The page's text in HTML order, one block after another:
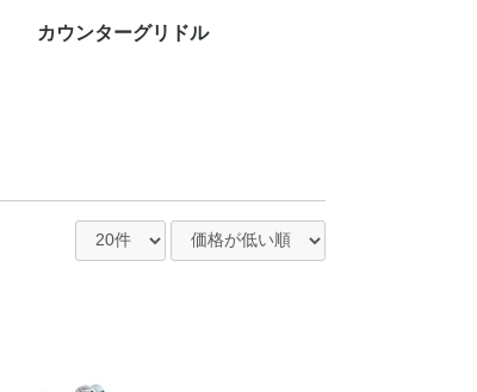
カウンターグリドル